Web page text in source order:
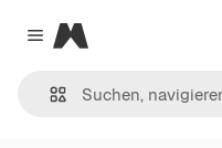
Close menu
Magnific